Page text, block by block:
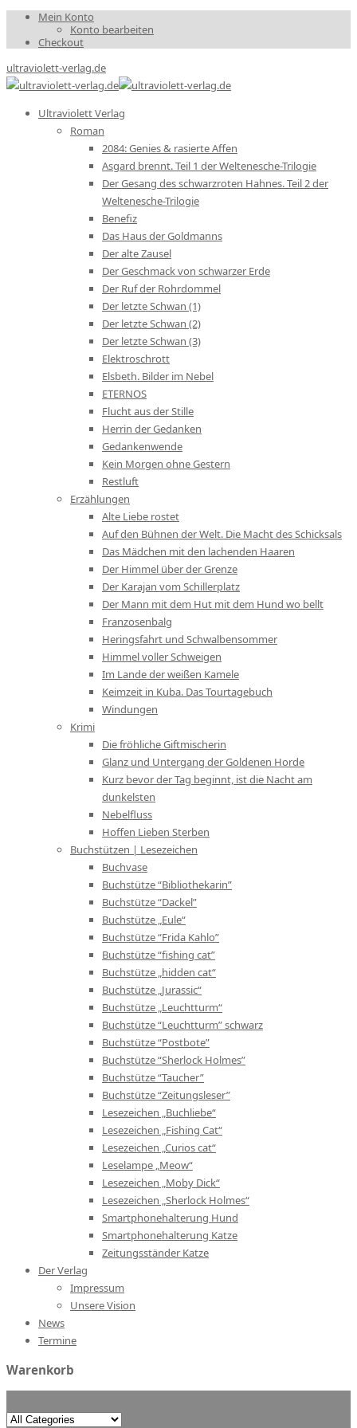
Mein Konto
Konto bearbeiten
Checkout
ultraviolett-verlag.de
Ultraviolett Verlag
Roman
2084: Genies & rasierte Affen
Asgard brennt. Teil 1 der Weltenesche-Trilogie
Der Gesang des schwarzroten Hahnes. Teil 2 der
Weltenesche-Trilogie
Benefiz
Das Haus der Goldmanns
Der alte Zausel
Der Geschmack von schwarzer Erde
Der Ruf der Rohrdommel
Der letzte Schwan (1)
Der letzte Schwan (2)
Der letzte Schwan (3)
Elektroschrott
Elsbeth. Bilder im Nebel
ETERNOS
Flucht aus der Stille
Herrin der Gedanken
Gedankenwende
Kein Morgen ohne Gestern
Restluft
Erzählungen
Alte Liebe rostet
Auf den Bühnen der Welt. Die Macht des Schicksals
Das Mädchen mit den lachenden Haaren
Der Himmel über der Grenze
Der Karajan vom Schillerplatz
Der Mann mit dem Hut mit dem Hund wo bellt
Franzosenbalg
Heringsfahrt und Schwalbensommer
Himmel voller Schweigen
Im Lande der weißen Kamele
Keimzeit in Kuba. Das Tourtagebuch
Windungen
Krimi
Die fröhliche Giftmischerin
Glanz und Untergang der Goldenen Horde
Kurz bevor der Tag beginnt, ist die Nacht am
dunkelsten
Nebelfluss
Hoffen Lieben Sterben
Buchstützen | Lesezeichen
Buchvase
Buchstütze “Bibliothekarin”
Buchstütze “Dackel”
Buchstütze „Eule“
Buchstütze “Frida Kahlo”
Buchstütze “fishing cat”
Buchstütze „hidden cat“
Buchstütze „Jurassic“
Buchstütze „Leuchtturm“
Buchstütze “Leuchtturm” schwarz
Buchstütze “Postbote”
Buchstütze “Sherlock Holmes”
Buchstütze “Taucher”
Buchstütze “Zeitungsleser”
Lesezeichen „Buchliebe“
Lesezeichen „Fishing Cat“
Lesezeichen „Curios cat“
Leselampe „Meow“
Lesezeichen „Moby Dick“
Lesezeichen „Sherlock Holmes“
Smartphonehalterung Hund
Smartphonehalterung Katze
Zeitungsständer Katze
Der Verlag
Impressum
Unsere Vision
News
Termine
Warenkorb
Search